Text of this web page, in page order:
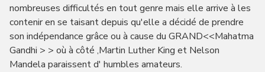
nombreuses difficultés en tout genre mais elle arrive à les
contenir en se taisant depuis qu'elle a décidé de prendre
son indépendance grâce ou à cause du GRAND<<Mahatma
Gandhi > > où à côté ,Martin Luther King et Nelson
Mandela paraissent d' humbles amateurs.